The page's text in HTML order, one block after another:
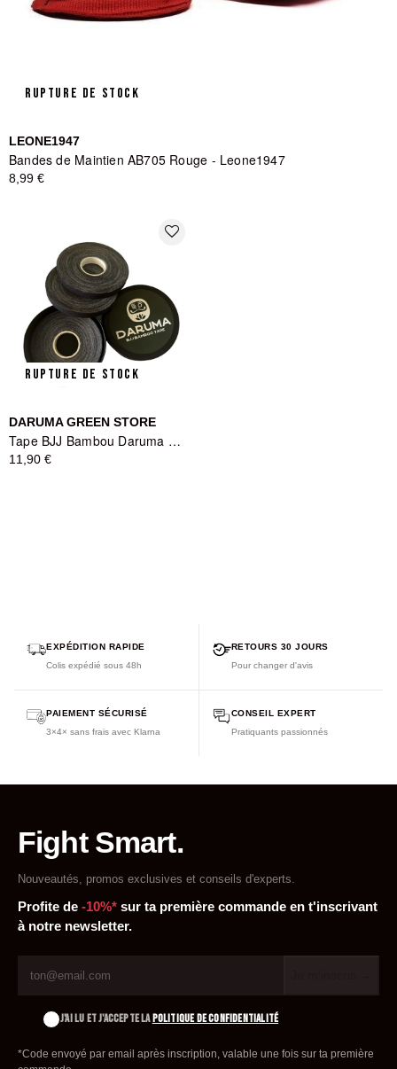
RUPTURE DE STOCK
LEONE1947
Bandes de Maintien AB705 Rouge - Leone1947
8,99 €
RUPTURE DE STOCK
favorite_border
DARUMA GREEN STORE
Tape BJJ Bambou Daruma Green Store - Noir
11,90 €
EXPÉDITION RAPIDE
Colis expédié sous 48h
RETOURS 30 JOURS
Pour changer d'avis
PAIEMENT SÉCURISÉ
3×4× sans frais avec Klarna
CONSEIL EXPERT
Pratiquants passionnés
Fight Smart.
Nouveautés, promos exclusives et conseils d'experts.
Profite de -10%* sur ta première commande en t'inscrivant
à notre newsletter.
J'AI LU ET J'ACCEPTE LAPOLITIQUE DE CONFIDENTIALITÉ
*Code envoyé par email après inscription, valable une fois sur ta première